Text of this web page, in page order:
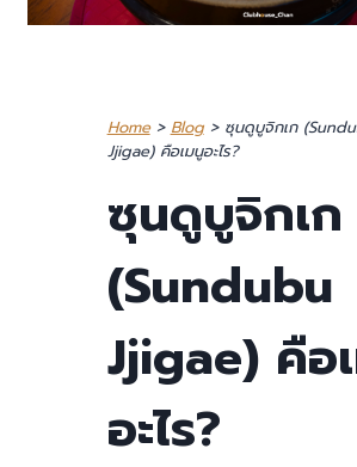
Home> Blog> ซุนดูบูจิกเก
Jjigae) คือเมนูอะไร?
ซุนดูบูจิกเก
(Sundubu
Jjigae) คือ
อะไร?